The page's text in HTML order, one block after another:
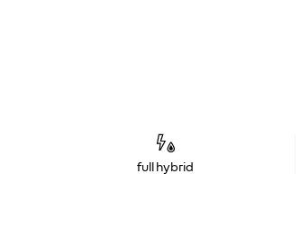
full hybrid